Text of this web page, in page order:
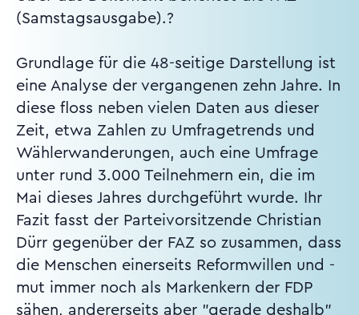
(Samstagsausgabe).?
Grundlage für die 48-seitige Darstellung ist
eine Analyse der vergangenen zehn Jahre. In
diese floss neben vielen Daten aus dieser
Zeit, etwa Zahlen zu Umfragetrends und
Wählerwanderungen, auch eine Umfrage
unter rund 3.000 Teilnehmern ein, die im
Mai dieses Jahres durchgeführt wurde. Ihr
Fazit fasst der Parteivorsitzende Christian
Dürr gegenüber der FAZ so zusammen, dass
die Menschen einerseits Reformwillen und -
mut immer noch als Markenkern der FDP
sähen, andererseits aber "gerade deshalb"